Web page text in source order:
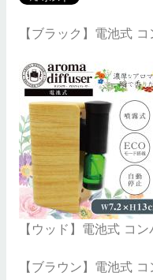
【ブラック】電池式
【ウッド】電池式 コ
【ブラウン】電池式